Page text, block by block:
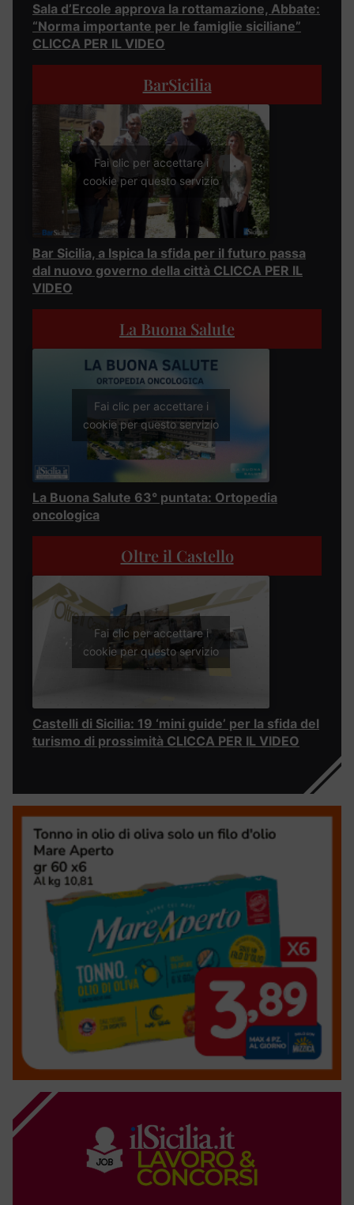
Sala d’Ercole approva la rottamazione, Abbate:
“Norma importante per le famiglie siciliane”
CLICCA PER IL VIDEO
BarSicilia
Fai clic per accettare i
cookie per questo servizio
Bar Sicilia, a Ispica la sfida per il futuro passa
dal nuovo governo della città CLICCA PER IL
VIDEO
La Buona Salute
Fai clic per accettare i
cookie per questo servizio
La Buona Salute 63° puntata: Ortopedia
oncologica
Oltre il Castello
Fai clic per accettare i
cookie per questo servizio
Castelli di Sicilia: 19 ‘mini guide’ per la sfida del
turismo di prossimità CLICCA PER IL VIDEO